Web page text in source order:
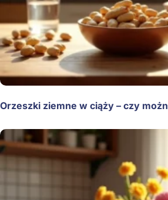
Orzeszki ziemne w ciąży – czy